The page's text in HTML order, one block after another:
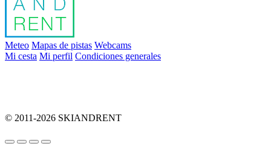
Meteo Mapas de pistas Webcams
Mi cesta Mi perfil Condiciones generales
© 2011-2026 SKIANDRENT